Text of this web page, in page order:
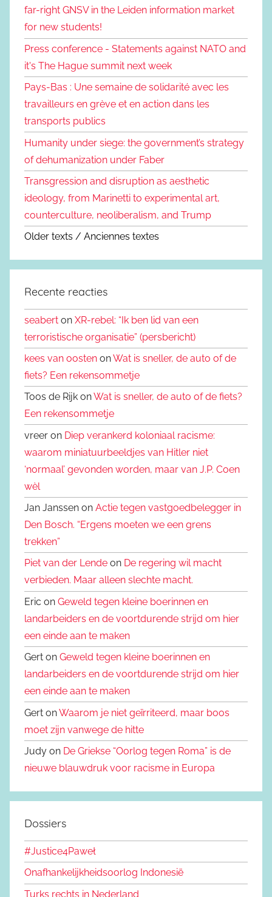
far-right GNSV in the Leiden information market
for new students!
Press conference - Statements against NATO and
it's The Hague summit next week
Pays-Bas : Une semaine de solidarité avec les
travailleurs en grève et en action dans les
transports publics
Humanity under siege: the government’s strategy
of dehumanization under Faber
Transgression and disruption as aesthetic
ideology, from Marinetti to experimental art,
counterculture, neoliberalism, and Trump
Older texts / Anciennes textes
Recente reacties
seabert on XR-rebel: “Ik ben lid van een
terroristische organisatie” (persbericht)
kees van oosten onWat is sneller, de auto of de
fiets? Een rekensommetje
Toos de Rijk onWat is sneller, de auto of de fiets?
Een rekensommetje
vreer on Diep verankerd koloniaal racisme:
waarom miniatuurbeeldjes van Hitler niet
‘normaal’ gevonden worden, maar van J.P. Coen
wèl
Jan Janssen on Actie tegen vastgoedbelegger in
Den Bosch. “Ergens moeten we een grens
trekken”
Piet van der Lende on De regering wil macht
verbieden. Maar alleen slechte macht.
Eric on Geweld tegen kleine boerinnen en
landarbeiders en de voortdurende strijd om hier
een einde aan te maken
Gert on Geweld tegen kleine boerinnen en
landarbeiders en de voortdurende strijd om hier
een einde aan te maken
Gert onWaarom je niet geïrriteerd, maar boos
moet zijn vanwege de hitte
Judy on De Griekse “Oorlog tegen Roma” is de
nieuwe blauwdruk voor racisme in Europa
Dossiers
#Justice4Paweł
Onafhankelijkheidsoorlog Indonesië
Turks rechts in Nederland